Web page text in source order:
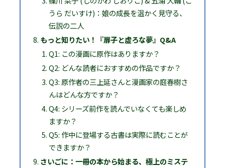
うら だいすけ)：娘の成長を温かく見守る、
伝説の二人
もっと知りたい！『扉子と虚ろな夢』Q&A
Q1: この漫画に原作はありますか？
Q2: どんな読者におすすめの作品ですか？
Q3: 原作者の三上延さんと漫画家の庭春樹さ
んはどんな方ですか？
Q4: シリーズ前作を読んでいなくても楽しめ
ますか？
Q5: 作中に登場する古書は実際に読むことが
できますか？
さいごに：一冊の本から始まる、極上のミステ